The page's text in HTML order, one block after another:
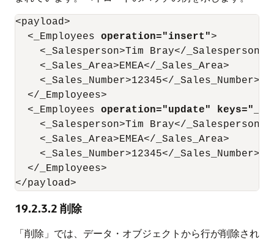
<payload>
<_Employees operation="insert">
<_Salesperson>Tim Bray</_Salesperson>
<_Sales_Area>EMEA</_Sales_Area>
<_Sales_Number>12345</_Sales_Number>
</_Employees>
<_Employees operation="update"
<_Salesperson>Tim Bray</_Salesperson>
<_Sales_Area>EMEA</_Sales_Area>
<_Sales_Number>12345</_Sales_Number>
</_Employees>
</payload>
19.2.3.2 削除
「削除」では、データ・オブジェクトから行が削除され